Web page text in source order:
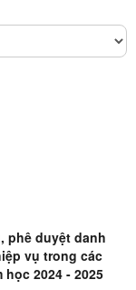
phê duyệt danh
vụ trong các
2024 - 2025